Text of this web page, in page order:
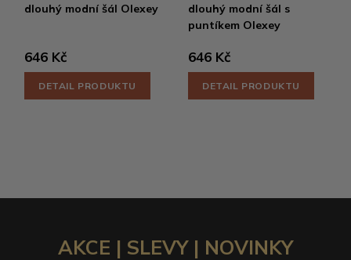
dlouhý modní šál Olexey
646 Kč
DETAIL PRODUKTU
dlouhý modní šál s
puntíkem Olexey
646 Kč
DETAIL PRODUKTU
AKCE | SLEVY | NOVINKY